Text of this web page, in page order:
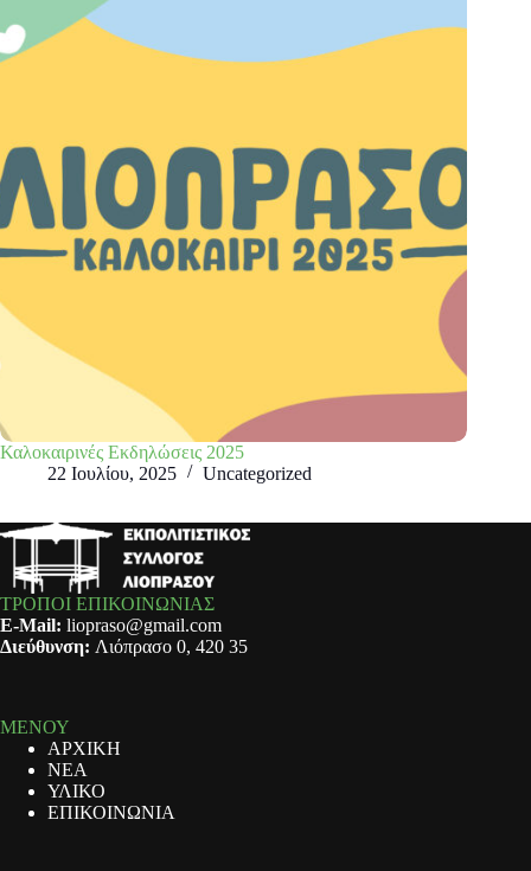
Καλοκαιρινές Εκδηλώσεις 2025
22 Ιουλίου, 2025
Uncategorized
ΤΡΟΠΟΙ ΕΠΙΚΟΙΝΩΝΙΑΣ
E-Mail: liopraso@gmail.com
Διεύθυνση: Λιόπρασο 0, 420 35
ΜΕΝΟΥ
ΑΡΧΙΚΗ
ΝΕΑ
ΥΛΙΚΟ
ΕΠΙΚΟΙΝΩΝΙΑ